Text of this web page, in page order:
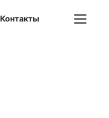
Контакты